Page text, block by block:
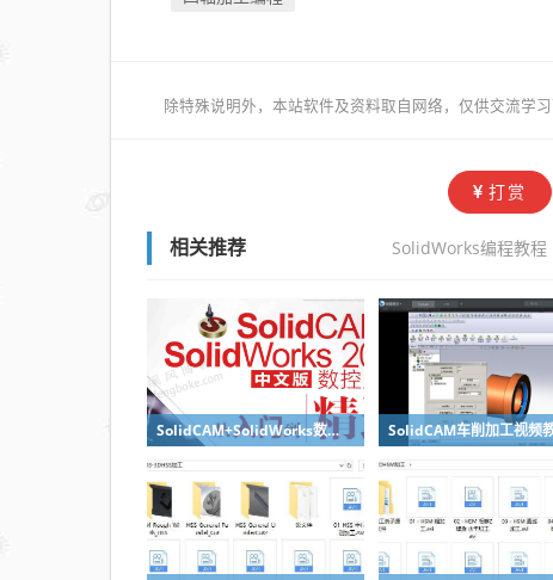
除特殊说明外，本站软件及资料取自网络，仅供交流学
打赏
相关推荐 SolidWorks编程教程
SolidCAM+SolidWorks数控加工从入门到精通PDF书籍下载+光盘资料